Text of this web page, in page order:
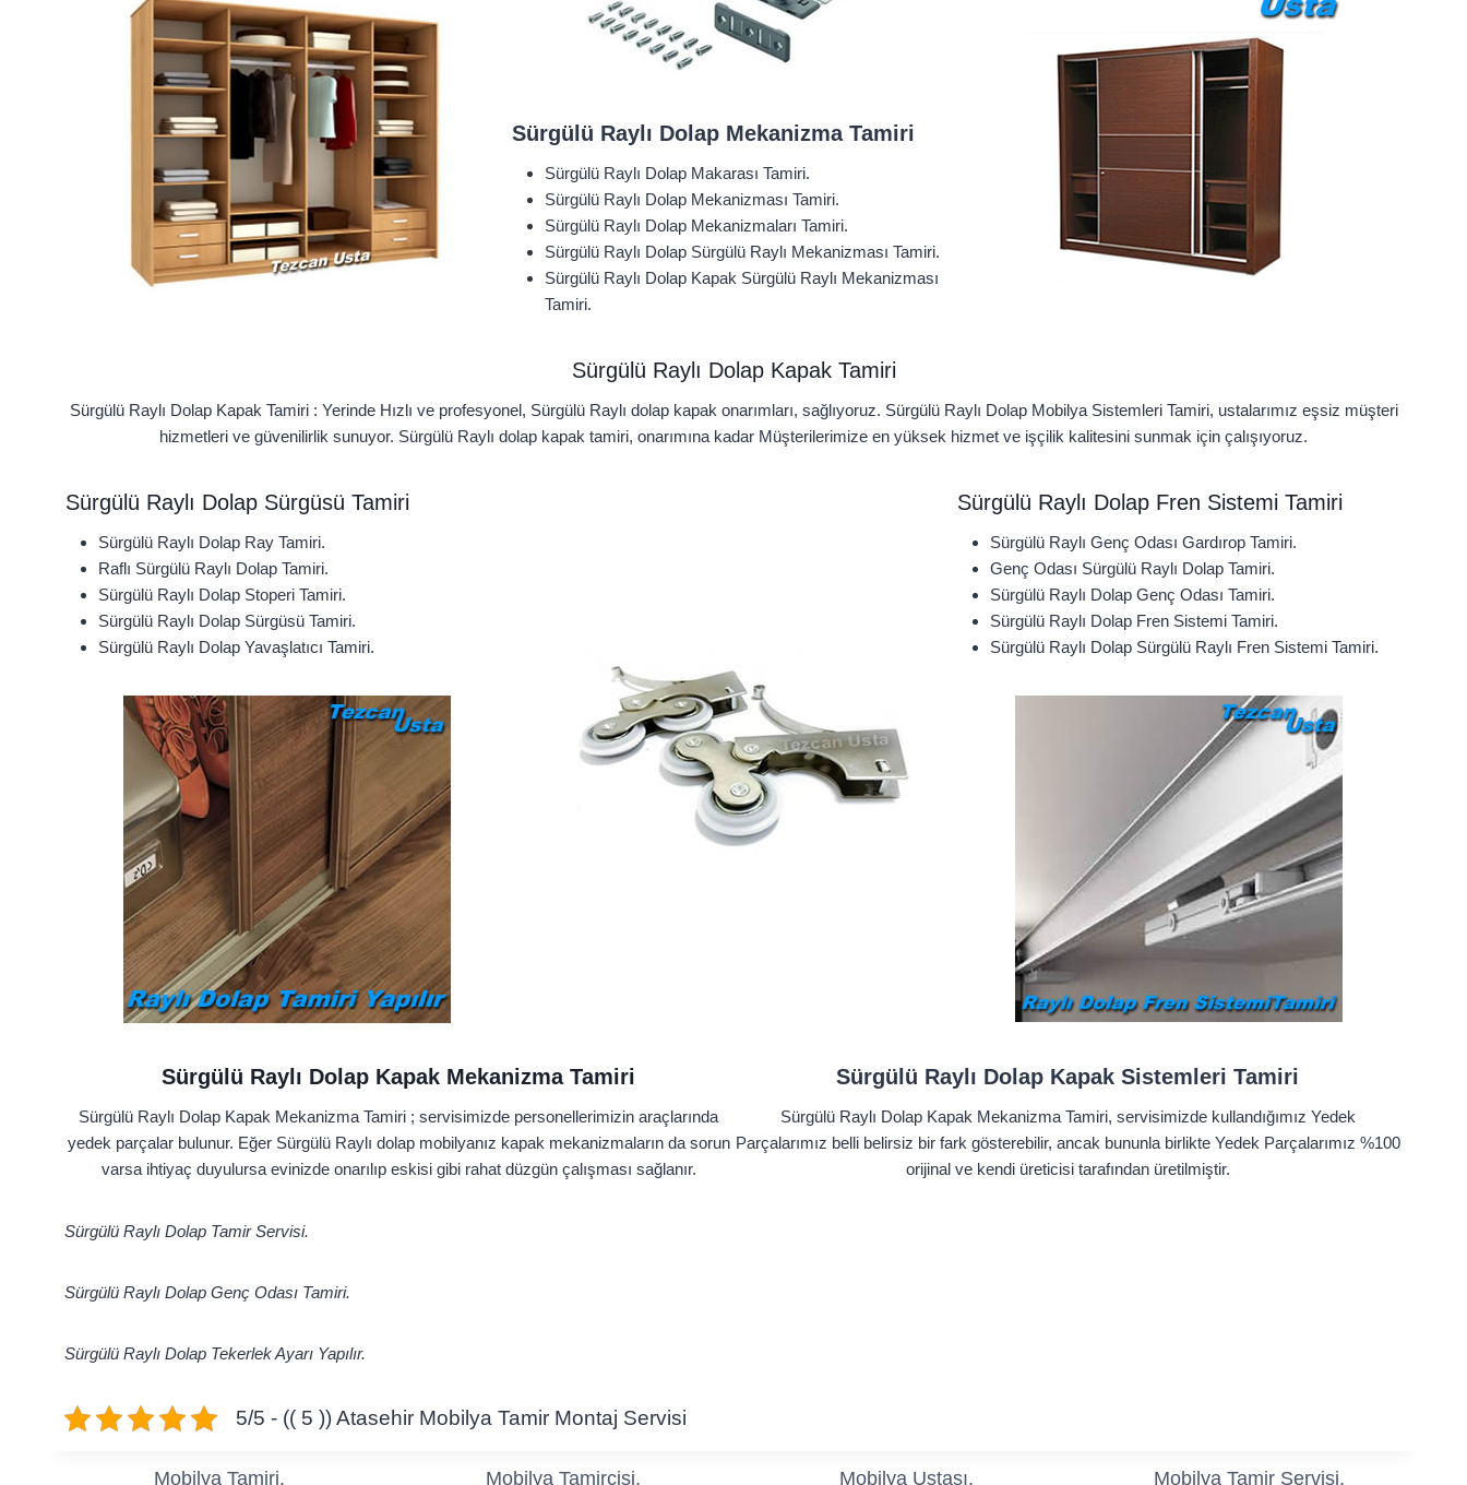
Sürgülü Raylı Dolap Mekanizma Tamiri
Sürgülü Raylı Dolap Makarası Tamiri.
Sürgülü Raylı Dolap Mekanizması Tamiri.
Sürgülü Raylı Dolap Mekanizmaları Tamiri.
Sürgülü Raylı Dolap Sürgülü Raylı Mekanizması Tamiri.
Sürgülü Raylı Dolap Kapak Sürgülü Raylı Mekanizması
Tamiri.
Sürgülü Raylı Dolap Kapak Tamiri
Sürgülü Raylı Dolap Kapak Tamiri : Yerinde Hızlı ve profesyonel, Sürgülü Raylı dolap kapak onarımları, sağlıyoruz. Sürgülü Raylı Dolap Mobilya Sistemleri Tamiri, ustalarımız eşsiz müşteri
hizmetleri ve güvenilirlik sunuyor. Sürgülü Raylı dolap kapak tamiri, onarımına kadar Müşterilerimize en yüksek hizmet ve işçilik kalitesini sunmak için çalışıyoruz.
Sürgülü Raylı Dolap Sürgüsü Tamiri
Sürgülü Raylı Dolap Ray Tamiri.
Raflı Sürgülü Raylı Dolap Tamiri.
Sürgülü Raylı Dolap Stoperi Tamiri.
Sürgülü Raylı Dolap Sürgüsü Tamiri.
Sürgülü Raylı Dolap Yavaşlatıcı Tamiri.
Sürgülü Raylı Dolap Fren Sistemi Tamiri
Sürgülü Raylı Genç Odası Gardırop Tamiri.
Genç Odası Sürgülü Raylı Dolap Tamiri.
Sürgülü Raylı Dolap Genç Odası Tamiri.
Sürgülü Raylı Dolap Fren Sistemi Tamiri.
Sürgülü Raylı Dolap Sürgülü Raylı Fren Sistemi Tamiri.
Sürgülü Raylı Dolap Kapak Mekanizma Tamiri
Sürgülü Raylı Dolap Kapak Mekanizma Tamiri ; servisimizde personellerimizin araçlarında
yedek parçalar bulunur. Eğer Sürgülü Raylı dolap mobilyanız kapak mekanizmaların da sorun
varsa ihtiyaç duyulursa evinizde onarılıp eskisi gibi rahat düzgün çalışması sağlanır.
Sürgülü Raylı Dolap Kapak Sistemleri Tamiri
Sürgülü Raylı Dolap Kapak Mekanizma Tamiri, servisimizde kullandığımız Yedek
Parçalarımız belli belirsiz bir fark gösterebilir, ancak bununla birlikte Yedek Parçalarımız %100
orijinal ve kendi üreticisi tarafından üretilmiştir.
Sürgülü Raylı Dolap Tamir Servisi.
Sürgülü Raylı Dolap Genç Odası Tamiri.
Sürgülü Raylı Dolap Tekerlek Ayarı Yapılır.
5/5 - (( 5 )) Atasehir Mobilya Tamir Montaj Servisi
Mobilya Tamiri. Mobilya Tamircisi. Mobilya Ustası. Mobilya Tamir Servisi.